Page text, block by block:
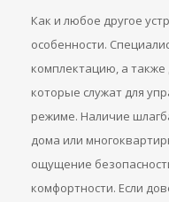
Как и любое другое
особенности.
комплектацию, а
которые служат для
режиме. Наличие
дома или
ощущение
комфортности. Если